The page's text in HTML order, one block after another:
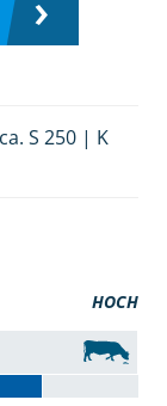
ca. S 250 | K
HOCH